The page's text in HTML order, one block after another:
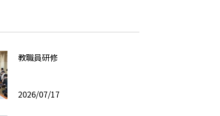
教職員研修
2026/07/17